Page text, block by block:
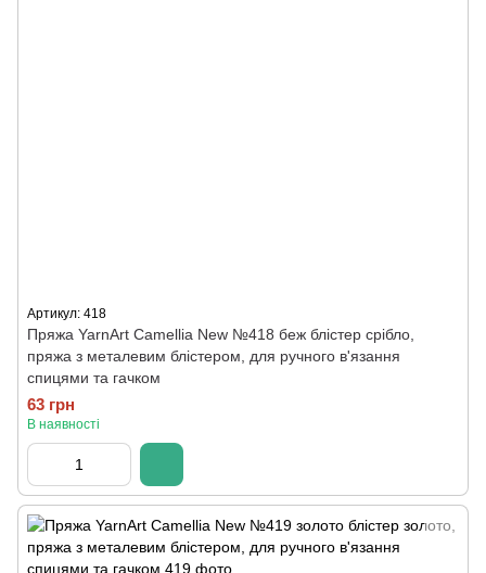
Артикул: 418
Пряжа YarnArt Camellia New №418 беж блістер срібло,
пряжа з металевим блістером, для ручного в'язання
спицями та гачком
63 грн
В наявності